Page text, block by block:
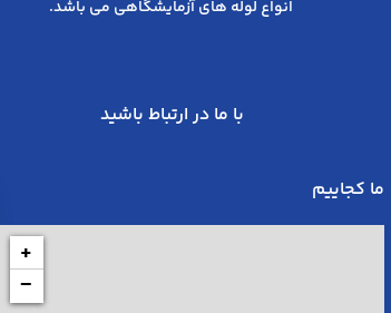
انواع لوله های آزمایشگاهی می باشد.
با ما در ارتباط باشید
ما کجاییم
+
−